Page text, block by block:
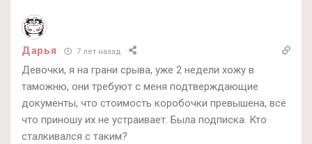
Дарья 7 лет назад
Девочки, я на грани срыва, уже 2 недели хожу в
таможню, они требуют с меня подтверждающие
документы, что стоимость коробочки превышена, всё
что приношу их не устраивает. Была подписка. Кто
сталкивался с таким?